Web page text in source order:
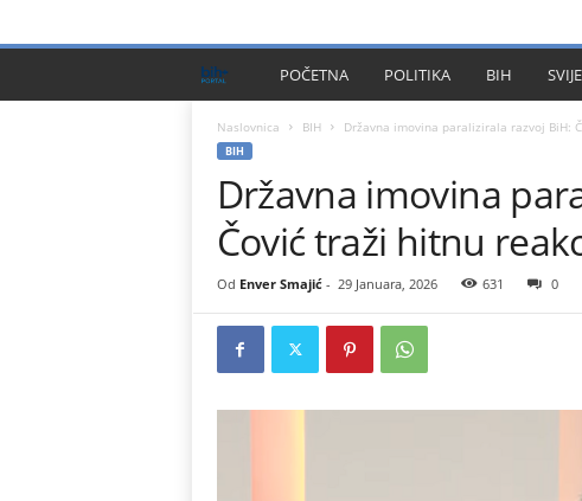
I
H
l
u
POČETNA POLITIKA BIH
Naslovnica BIH Državna imovina paralizirala razvoj BiH:
BIH
Državna imovina
Čović traži hitnu
Od Enver Smajić- 29 Januara, 2026 631 0